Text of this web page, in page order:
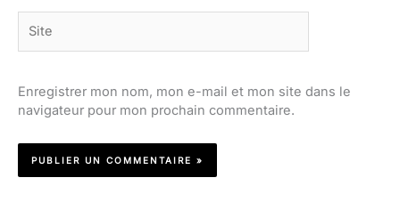
Enregistrer mon nom, mon e-mail et mon site dans le
navigateur pour mon prochain commentaire.